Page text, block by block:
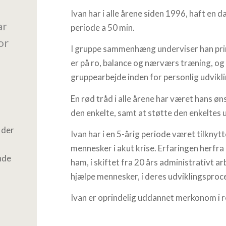
Ivan har i alle årene siden 1996, haft en
periode a 50 min.
I gruppe sammenhæng underviser han
er på ro, balance og nærværs træning,
gruppearbejde inden for personlig
En rød tråd i alle årene har været hans
den enkelte, samt at støtte den enkeltes
Ivan har i en 5-årig periode været
mennesker i akut krise. Erfaringen
ham, i skiftet fra 20 års administrativt
hjælpe mennesker, i deres
Ivan er oprindelig uddannet merkonom i